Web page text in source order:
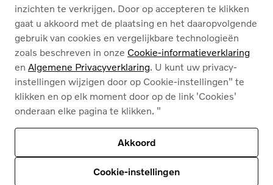
Cookies
Privacybeleid
Juridische info
Deze site wordt beschermd door reCAPTCHA enhet privacybeleid van Google
Servicevoorwaarden zijn van toepassing
inzichten te verkrijgen. Door op accepteren te klikken
gaat u akkoord met de plaatsing en het daaropvolgende
gebruik van cookies en vergelijkbare technologieën
zoals beschreven in onze Cookie-informatieverklaring
en Algemene Privacyverklaring. U kunt uw privacy-
instellingen wijzigen door op Cookie-instellingen" te
klikken en op elk moment door op de link 'Cookies'
onderaan elke pagina te klikken. "
Akkoord
Cookie-instellingen